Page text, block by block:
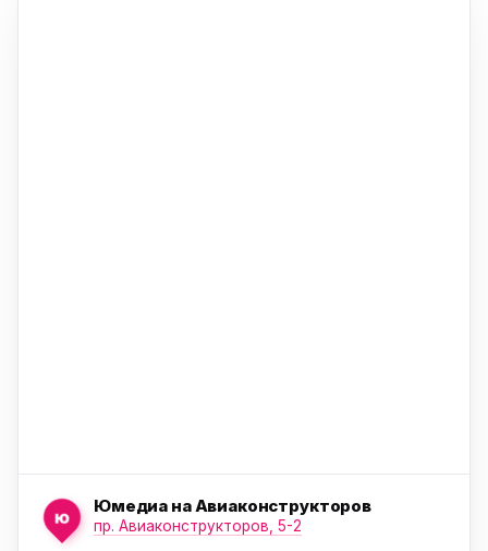
ю
Юмедиа на Авиаконструкторов
пр. Авиаконструкторов, 5-2